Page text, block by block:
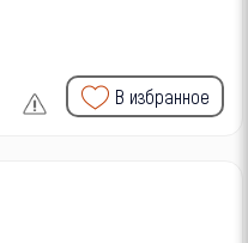
В избранное